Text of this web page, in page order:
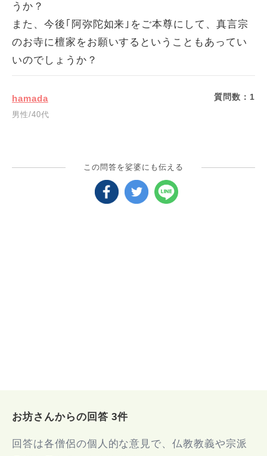
うか？
また、今後｢阿弥陀如来｣をご本尊にして、真言宗
のお寺に檀家をお願いするということもあってい
いのでしょうか？
hamada
男性/40代
質問数： 1
この問答を娑婆にも伝える
お坊さんからの回答 3件
回答は各僧侶の個人的な意見で、仏教教義や宗派